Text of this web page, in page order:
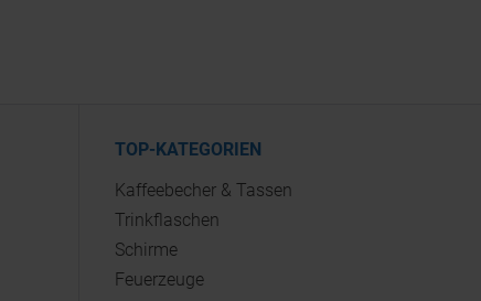
TOP-KATEGORIEN
Kaffeebecher & Tassen
Trinkflaschen
Schirme
Feuerzeuge